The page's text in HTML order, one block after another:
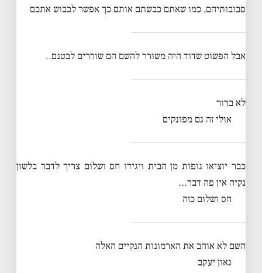
סבובותיהם, כמו שאתם כבשתם אותם כך אפשר לכבוש אתכם
אבל הפשוט שדוד היה משורר להשם הם שוררים לבטנם..
לא ברור
אולי זה גם מפונקים
כבר יוציאו גופות מן הבית ויגידו חס ושלום צריך לדבר בלשון
נקיה אין פה דבר…
חס ושלום כזה
השם לא אוהב את הארמונות הנקיים האלה
גאון יעקב